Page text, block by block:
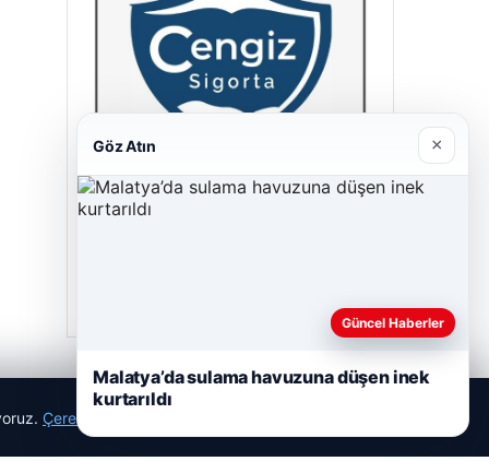
Çerez Politikamız
Göz Atın ×
Güncel Haberler
Malatya’da sulama havuzuna düşen inek
kurtarıldı